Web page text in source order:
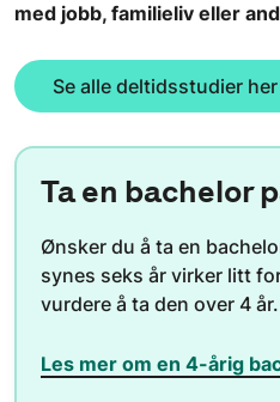
med jobb, familieliv eller
Se alle deltidsstudier her
Ta en bachelor
Ønsker du å ta en
synes seks år virker litt
vurdere å ta den over 4 år.
Les mer om en 4-årig